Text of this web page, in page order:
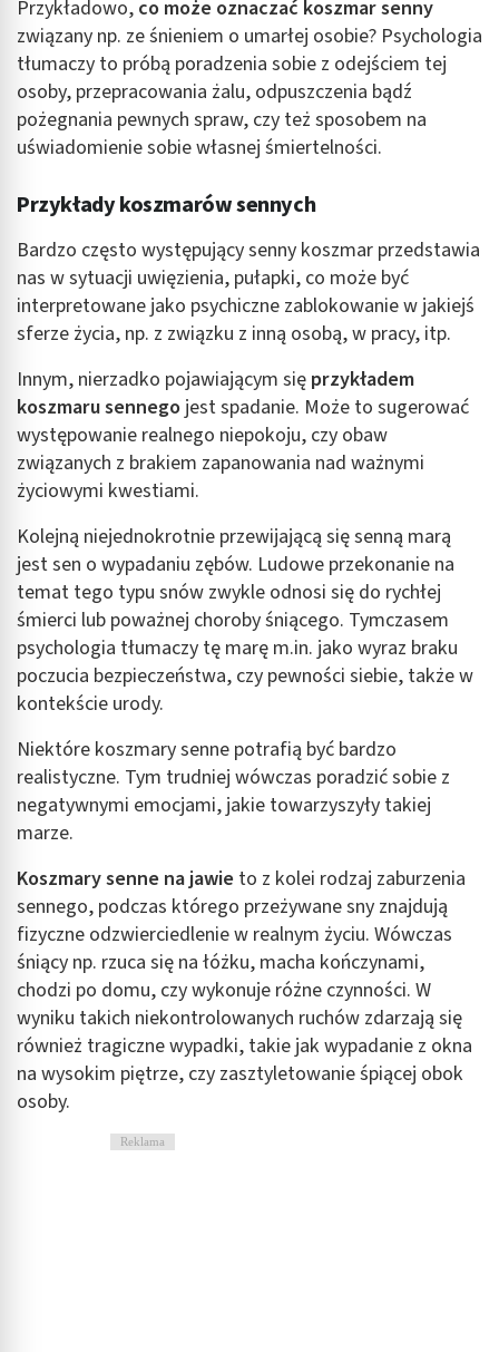
Przykładowo, co może oznaczać koszmar senny
związany np. ze śnieniem o umarłej osobie? Psychologia
tłumaczy to próbą poradzenia sobie z odejściem tej
osoby, przepracowania żalu, odpuszczenia bądź
pożegnania pewnych spraw, czy też sposobem na
uświadomienie sobie własnej śmiertelności.
Przykłady koszmarów sennych
Bardzo często występujący senny koszmar przedstawia
nas w sytuacji uwięzienia, pułapki, co może być
interpretowane jako psychiczne zablokowanie w jakiejś
sferze życia, np. z związku z inną osobą, w pracy, itp.
Innym, nierzadko pojawiającym się przykładem
koszmaru sennego jest spadanie. Może to sugerować
występowanie realnego niepokoju, czy obaw
związanych z brakiem zapanowania nad ważnymi
życiowymi kwestiami.
Kolejną niejednokrotnie przewijającą się senną marą
jest sen o wypadaniu zębów. Ludowe przekonanie na
temat tego typu snów zwykle odnosi się do rychłej
śmierci lub poważnej choroby śniącego. Tymczasem
psychologia tłumaczy tę marę m.in. jako wyraz braku
poczucia bezpieczeństwa, czy pewności siebie, także w
kontekście urody.
Niektóre koszmary senne potrafią być bardzo
realistyczne. Tym trudniej wówczas poradzić sobie z
negatywnymi emocjami, jakie towarzyszyły takiej
marze.
Koszmary senne na jawie to z kolei rodzaj zaburzenia
sennego, podczas którego przeżywane sny znajdują
fizyczne odzwierciedlenie w realnym życiu. Wówczas
śniący np. rzuca się na łóżku, macha kończynami,
chodzi po domu, czy wykonuje różne czynności. W
wyniku takich niekontrolowanych ruchów zdarzają się
również tragiczne wypadki, takie jak wypadanie z okna
na wysokim piętrze, czy zasztyletowanie śpiącej obok
osoby.
Reklama